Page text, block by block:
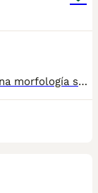
614156976) increíbles cachorros muy buena morfología se entregan con su documentación cartilla sanitaria con vacunas al día desparasitaciones internas y externas y contrato de compra y venta con su garantías víricas y genéticas somos un criadero familiar todos nuestros cachorros son criados con mucho mimo dedicación y cariño por lo cual pedimos que vallan a buenas familia y conscientes de qué es un compañero de vida que llegará a llenar sus casas de amor juego y vida para más información fotos videos y todo lo que necesite nos pueden contactar en el 614156976 mi nombre es Carolina le atenderemos gustosamente sin compromiso.